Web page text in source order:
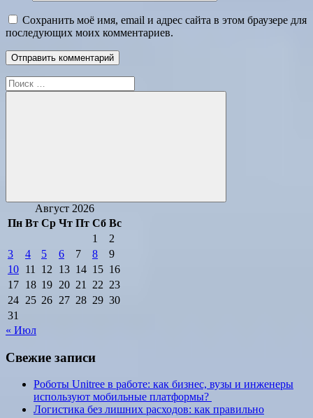
Сохранить моё имя, email и адрес сайта в этом браузере для
последующих моих комментариев.
Поиск
для:
Поиск
Август 2026
Пн Вт Ср Чт Пт Сб Вс
1
2
3
4 5 6 7 8
9
10 11 12 13 14 15 16
17 18 19 20 21 22 23
24 25 26 27 28 29 30
31
« Июл
Свежие записи
Роботы Unitree в работе: как бизнес, вузы и инженеры
используют мобильные платформы?
Логистика без лишних расходов: как правильно